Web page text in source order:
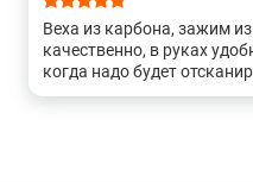
Веха из карбона, зажим
качественно, в руках
когда надо будет